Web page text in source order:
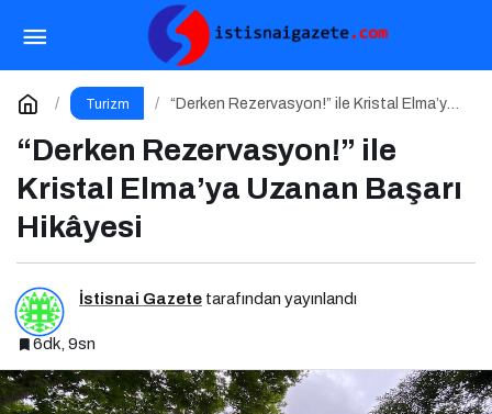
Turizm
“Derken Rezervasyon!” ile Kristal Elma’ya
“Derken Rezervasyon!” ile
Kristal Elma’ya Uzanan Başarı
Hikâyesi
İstisnai Gazete tarafından yayınlandı
6dk, 9sn
Karne Zilinden Yaz Esintilerine
Yorum Yap